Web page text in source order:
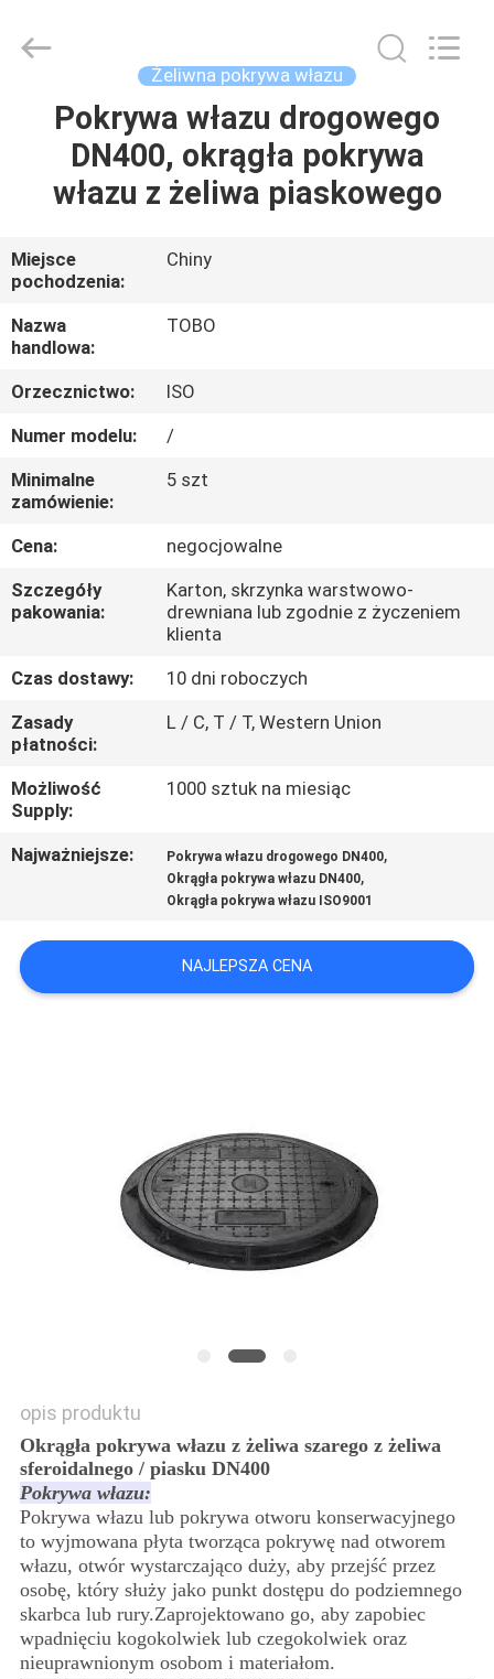
DOM
PRODUKTY
O
NAS
WYCIECZKA
PO
FABRYCE
KONTROLA
JAKOŚCI
SKONTAKTUJ
Z
NAMI
AKTUALNOŚCI
POPROSIĆ
WYCENĘ
STEEL
GROUP
Żeliwna pokrywa włazu
Pokrywa włazu drogowego
DN400, okrągła pokrywa
włazu z żeliwa piaskowego
Miejsce
pochodzenia:
Chiny
Nazwa
handlowa:
TOBO
Orzecznictwo:
ISO
Numer modelu:
/
Minimalne
zamówienie:
5 szt
Cena:
negocjowalne
Szczegóły
pakowania:
Karton, skrzynka warstwowo-
drewniana lub zgodnie z życzeniem
klienta
Czas dostawy:
10 dni roboczych
Zasady
płatności:
L / C, T / T, Western Union
Możliwość
Supply:
1000 sztuk na miesiąc
Najważniejsze: Pokrywa włazu drogowego DN400,
Okrągła pokrywa włazu DN400,
Okrągła pokrywa włazu ISO9001
NAJLEPSZA CENA
opis produktu
Okrągła pokrywa włazu z żeliwa szarego z żeliwa
sferoidalnego / piasku DN400
Pokrywa włazu:
Pokrywa włazu lub pokrywa otworu konserwacyjnego
to wyjmowana płyta tworząca pokrywę nad otworem
włazu, otwór wystarczająco duży, aby przejść przez
osobę, który służy jako punkt dostępu do podziemnego
skarbca lub rury.Zaprojektowano go, aby zapobiec
wpadnięciu kogokolwiek lub czegokolwiek oraz
nieuprawnionym osobom i materiałom.